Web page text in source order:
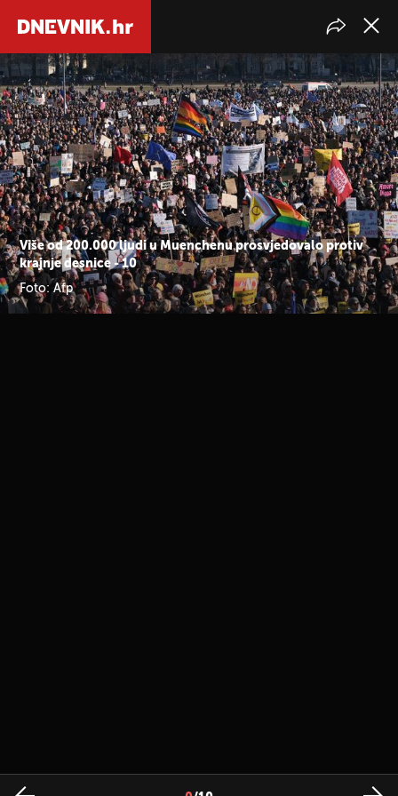
Više od 200.000 ljudi u Muenchenu prosvjedovalo protiv
krajnje desnice - 10
Foto: Afp